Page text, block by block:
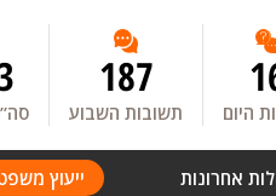
היום
187
תשובות השבוע
אחרונות ייעוץ